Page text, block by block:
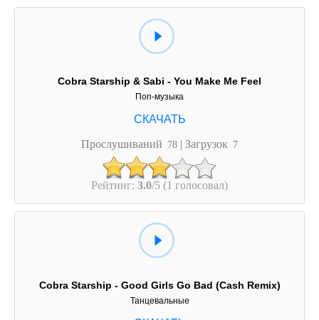
Cobra Starship & Sabi - You Make Me Feel
Поп-музыка
Прослушиваний 78 | Загрузок 7
Рейтинг: 3.0/5 (1 голосовал)
Cobra Starship - Good Girls Go Bad (Cash Remix)
Танцевальные